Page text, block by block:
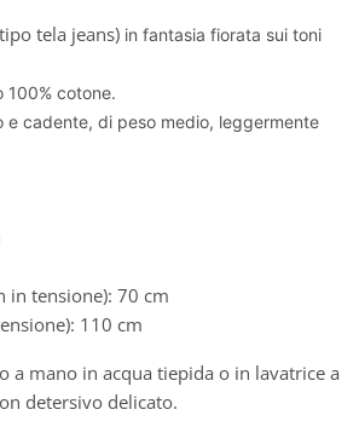
tela jeans) in fantasia fiorata sui toni
100% cotone.
e cadente, di peso medio, leggermente
in tensione): 70 cm
110 cm
a mano in acqua tiepida o in lavatrice a
detersivo delicato.